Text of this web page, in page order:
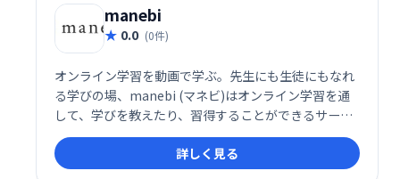
manebi
0.0 (0件)
オンライン学習を動画で学ぶ。先生にも生徒にもなれ
る学びの場、manebi (マネビ)はオンライン学習を通
して、学びを教えたり、習得することができるサービ
ス
詳しく見る